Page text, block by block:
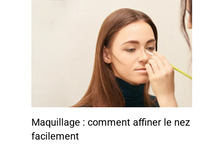
Maquillage : comment affiner le nez
facilement